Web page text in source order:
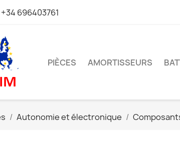
+34 696403761
PIÈCES AMORTISSEURS
Autonomie et électronique